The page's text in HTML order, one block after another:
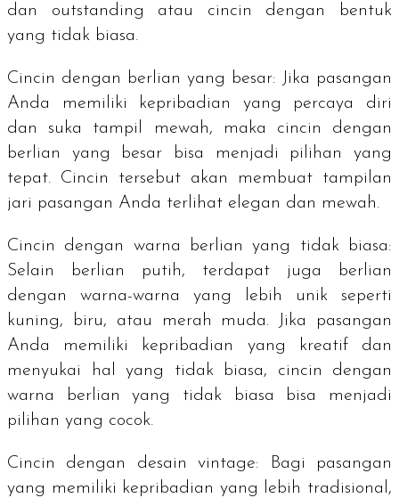
dan outstanding atau cincin dengan bentuk
yang tidak biasa.
Cincin dengan berlian yang besar: Jika pasangan
Anda memiliki kepribadian yang percaya diri
dan suka tampil mewah, maka cincin dengan
berlian yang besar bisa menjadi pilihan yang
tepat. Cincin tersebut akan membuat tampilan
jari pasangan Anda terlihat elegan dan mewah.
Cincin dengan warna berlian yang tidak biasa:
Selain berlian putih, terdapat juga berlian
dengan warna-warna yang lebih unik seperti
kuning, biru, atau merah muda. Jika pasangan
Anda memiliki kepribadian yang kreatif dan
menyukai hal yang tidak biasa, cincin dengan
warna berlian yang tidak biasa bisa menjadi
pilihan yang cocok.
Cincin dengan desainvintage: Bagi pasangan
yang memiliki kepribadian yang lebih tradisional,